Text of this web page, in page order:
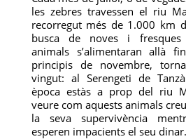
les zebres travessen el riu
recorregut més de 1.000 km
busca de noves i fresques
animals s’alimentaran allà
principis de novembre,
vingut: al Serengeti de
època estàs a prop del riu
veure com aquests animals
la seva supervivència
esperen impacients el seu dinar.